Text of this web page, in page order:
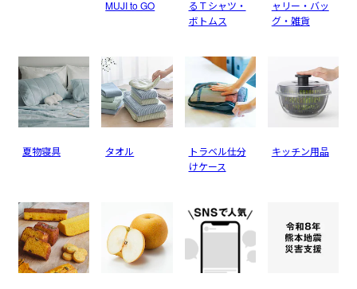
MUJI to GO
るＴシャツ・
ボトムス
ャリー・バッ
グ・雑貨
夏物寝具 タオル
トラベル仕分
けケース
キッチン用品